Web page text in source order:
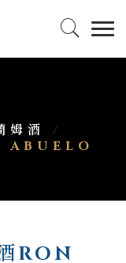
姆酒
/
ABUELO
RON